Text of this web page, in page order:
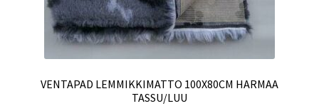
VENTAPAD LEMMIKKIMATTO 100X80CM HARMAA
TASSU/LUU